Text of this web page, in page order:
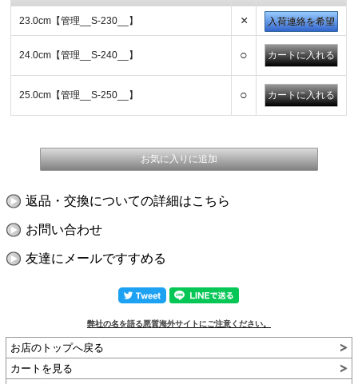
23.0cm【管理__S-230__】 × 入荷連絡を希望
24.0cm【管理__S-240__】 ○
25.0cm【管理__S-250__】 ○
返品・交換についての詳細はこちら
お問い合わせ
友達にメールですすめる
弊社の名を語る悪質海外サイトにご注意ください。
お店のトップへ戻る
カートを見る